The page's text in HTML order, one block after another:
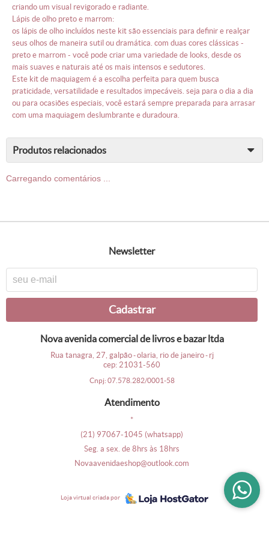
criando um visual revigorado e radiante.
lápis de olho preto e marrom:
os lápis de olho incluídos neste kit são essenciais para definir e realçar
seus olhos de maneira sutil ou dramática. com duas cores clássicas -
preto e marrom - você pode criar uma variedade de looks, desde os
mais suaves e naturais até os mais intensos e sedutores.
este kit de maquiagem é a escolha perfeita para quem busca
praticidade, versatilidade e resultados impecáveis. seja para o dia a dia
ou para ocasiões especiais, você estará sempre preparada para arrasar
com uma maquiagem deslumbrante e duradoura.
produtos relacionados
Carregando comentários ...
newsletter
cadastrar
nova avenida comercial de livros e bazar ltda
rua tanagra, 27, galpão-olaria, rio de janeiro- rj
cep: 21031-560
cnpj: 07.578.282/0001-58
atendimento
*
(21) 97067-1045 (whatsapp)
seg. a sex. de 8hrs às 18hrs
novaavenidaeshop@outlook.com
loja virtual criada por